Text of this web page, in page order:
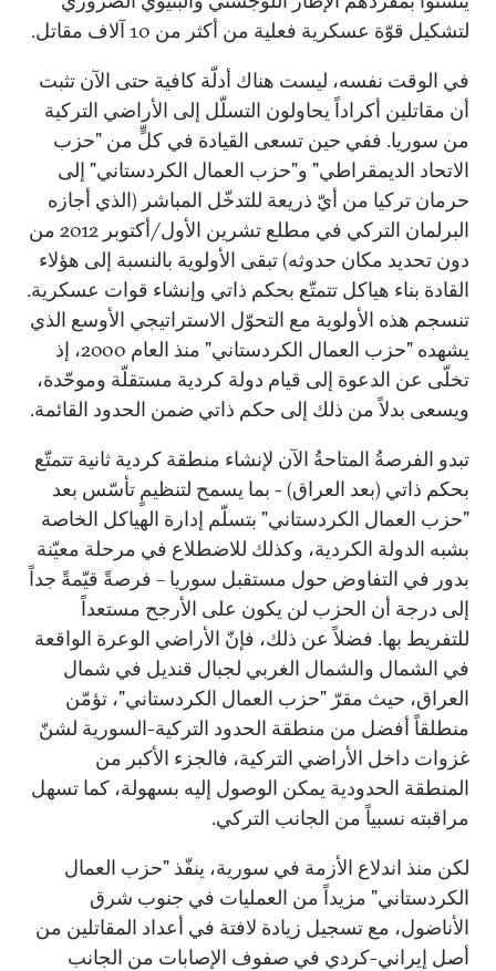
لتشكيل قوّة عسكرية فعلية من أكثر من 10 آلاف مقاتل.
في الوقت نفسه، ليست هناك أدلّة كافية حتى الآن تثبت
أن مقاتلين أكراداً يحاولون التسلّل إلى الأراضي التركية
من سوريا. ففي حين تسعى القيادة في كلٍّ من "حزب
الاتحاد الديمقراطي" و"حزب العمال الكردستاني" إلى
حرمان تركيا من أيّ ذريعة للتدخّل المباشر (الذي أجازه
البرلمان التركي في مطلع تشرين الأول/أكتوبر 2012 من
دون تحديد مكان حدوثه) تبقى الأولوية بالنسبة إلى هؤلاء
القادة بناء هياكل تتمتّع بحكم ذاتي وإنشاء قوات عسكرية.
تنسجم هذه الأولوية مع التحوّل الاستراتيجي الأوسع الذي
يشهده "حزب العمال الكردستاني" منذ العام 2000، إذ
تخلّى عن الدعوة إلى قيام دولة كردية مستقلّة وموحّدة،
ويسعى بدلاً من ذلك إلى حكم ذاتي ضمن الحدود القائمة.
تبدو الفرصةُ المتاحةُ الآن لإنشاء منطقة كردية ثانية تتمتّع
بحكم ذاتي (بعد العراق) - بما يسمح لتنظيمٍ تأسّس بعد
"حزب العمال الكردستاني" بتسلّم إدارة الهياكل الخاصة
بشبه الدولة الكردية، وكذلك للاضطلاع في مرحلة معيّنة
بدور في التفاوض حول مستقبل سوريا – فرصةً قيّمةً جداً
إلى درجة أن الحزب لن يكون على الأرجح مستعداً
للتفريط بها. فضلاً عن ذلك، فإنّ الأراضي الوعرة الواقعة
في الشمال والشمال الغربي لجبال قنديل في شمال
العراق، حيث مقرّ "حزب العمال الكردستاني"، تؤمّن
منطلقاً أفضل من منطقة الحدود التركية-السورية لشنّ
غزوات داخل الأراضي التركية، فالجزء الأكبر من
المنطقة الحدودية يمكن الوصول إليه بسهولة، كما تسهل
مراقبته نسبياً من الجانب التركي.
لكن منذ اندلاع الأزمة في سورية، ينفّذ "حزب العمال
الكردستاني" مزيداً من العمليات في جنوب شرق
الأناضول، مع تسجيل زيادة لافتة في أعداد المقاتلين من
أصل إيراني-كردي في صفوف الإصابات من الجانب